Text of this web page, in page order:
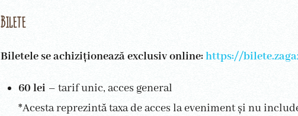
Bilete
Biletele se achiziționează exclusiv online:https://
60 lei – tarif unic, acces general
*Acesta reprezintă taxa de acces la eveniment și nu